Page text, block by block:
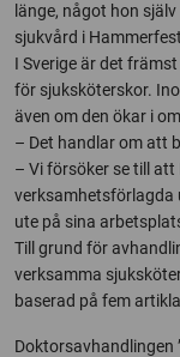
länge, något hon
sjukvård i
I Sverige är det
för sjuksköterskor.
även om den ökar i
– Det handlar om att
– Vi försöker se till
verksamhetsförlagda
ute på sina
Till grund för
verksamma
baserad på fem
Doktorsavhandlingen